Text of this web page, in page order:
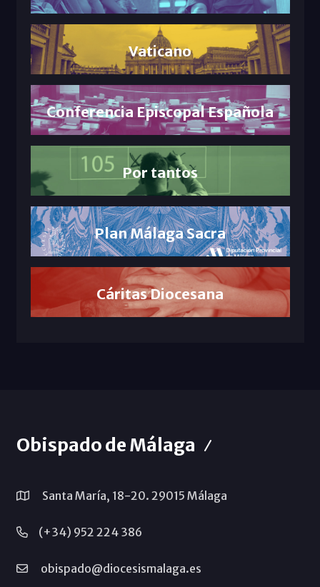
Vaticano
Conferencia Episcopal Española
Por tantos
Plan Málaga Sacra
Cáritas Diocesana
Obispado de Málaga
Santa María, 18-20. 29015 Málaga
(+34) 952 224 386
obispado@diocesismalaga.es